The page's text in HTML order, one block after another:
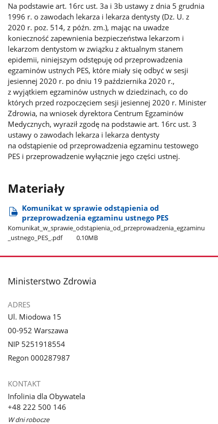
Na podstawie art. 16rc ust. 3a i 3b ustawy z dnia 5 grudnia
1996 r. o zawodach lekarza i lekarza dentysty (Dz. U. z
2020 r. poz. 514, z późn. zm.), mając na uwadze
konieczność zapewnienia bezpieczeństwa lekarzom i
lekarzom dentystom w związku z aktualnym stanem
epidemii, niniejszym odstępuję od przeprowadzenia
egzaminów ustnych PES, które miały się odbyć w sesji
jesiennej 2020 r. po dniu 19 października 2020 r.,
z wyjątkiem egzaminów ustnych w dziedzinach, co do
których przed rozpoczęciem sesji jesiennej 2020 r. Minister
Zdrowia, na wniosek dyrektora Centrum Egzaminów
Medycznych, wyraził zgodę na podstawie art. 16rc ust. 3
ustawy o zawodach lekarza i lekarza dentysty
na odstąpienie od przeprowadzenia egzaminu testowego
PES i przeprowadzenie wyłącznie jego części ustnej.
Materiały
Komunikat w sprawie odstąpienia od
przeprowadzenia egzaminu ustnego PES
Komunikat​_w​_sprawie​_odstąpienia​_od​_przeprowadzenia​_egzaminu​
_ustnego​_PES​_.pdf
0.10MB
stopka
Ministerstwo Zdrowia
ADRES
Ul. Miodowa 15
00-952 Warszawa
NIP 5251918554
Regon 000287987
KONTAKT
Infolinia dla Obywatela
+48 222 500 146
W dni robocze